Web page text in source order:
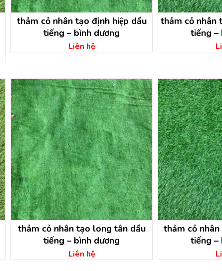
thảm cỏ nhân tạo định hiệp dầu
tiếng – bình dương
Liên hệ
thảm cỏ nhân
tiếng –
thảm cỏ nhân tạo long tân dầu
tiếng – bình dương
Liên hệ
thảm cỏ
tiếng –